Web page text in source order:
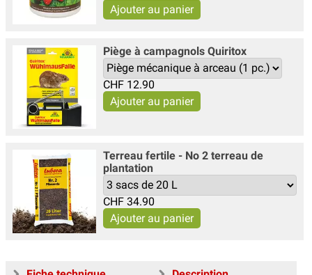
Piège à campagnols Quiritox
CHF 12.90
Terreau fertile - No 2 terreau de
plantation
CHF 34.90